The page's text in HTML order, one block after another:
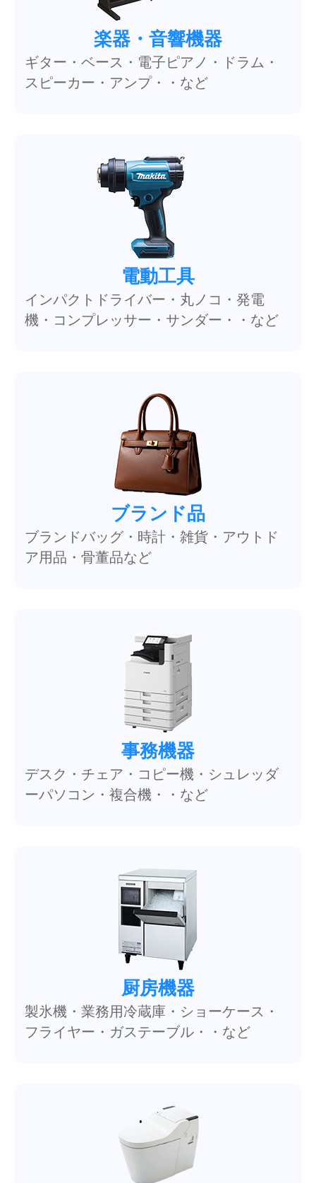
楽器・音響機器
ギター・ベース・電子ピアノ・ドラム・
スピーカー・アンプ・・など
電動工具
インパクトドライバー・丸ノコ・発電
機・コンプレッサー・サンダー・・など
ブランド品
ブランドバッグ・時計・雑貨・アウトド
ア用品・骨董品など
事務機器
デスク・チェア・コピー機・シュレッダ
ーパソコン・複合機・・など
厨房機器
製氷機・業務用冷蔵庫・ショーケース・
フライヤー・ガステーブル・・など